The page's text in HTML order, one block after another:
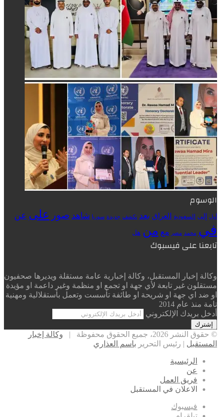
الوسوم
أول إلى السعودية العراق بعد تكشف جديدة سوريا شاهد صور على عن
في محمد مصر مع من هل
تابعنا على فيسبوك
وكالة إخبار المستقبل، وكالة إخبارية عامة مستقلة ويديرها صحفيون
مستقلون غير تابعة لأي جهة او تجمع او منظمة وغير داعمة او مؤيدة
او ضد اي جهة او شريحة او طائفة تأسست وتعمل بأستقلالية ومهنية
تامة منذ عام 2014
أدخل بريدك الإلكتروني
© حقوق النشر 2026، جميع الحقوق محفوظة |
وكالة إخبار
المستقبل | رئيس التحرير باسم العذاري
الرئيسية
عن
فريق العمل
الاعلان في المستقبل
فيسبوك